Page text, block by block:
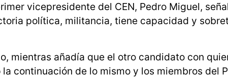
vicepresidente del CEN, Pedro Miguel,
política, militancia, tiene capacidad y
mientras añadía que el otro candidato con
la continuación de lo mismo y los miembros del